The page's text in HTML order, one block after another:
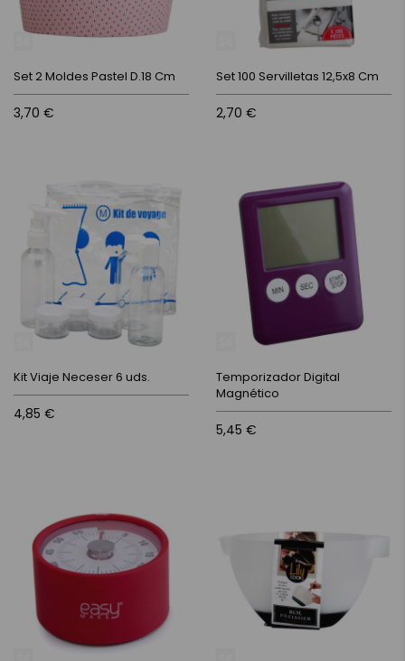
Set 2 Moldes Pastel D.18 Cm
3,70 €
Set 100 Servilletas 12,5x8 Cm
2,70 €
Kit Viaje Neceser 6 uds.
4,85 €
Temporizador Digital
Magnético
5,45 €